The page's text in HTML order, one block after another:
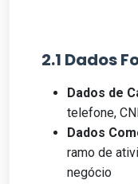
2.1 Dados
Dados de
telefone,
Dados
ramo de
negócio